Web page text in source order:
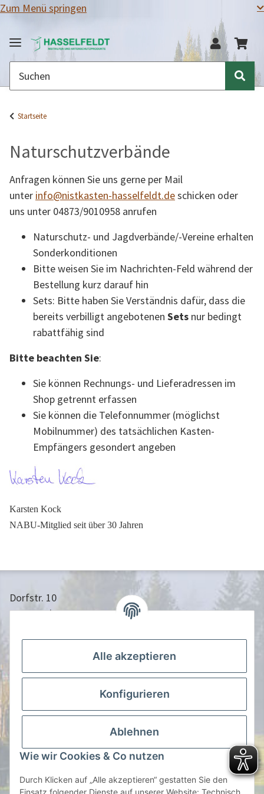
Zum Menü springen
Alle akzeptieren
Konfigurieren
Ablehnen
Wie wir Cookies & Co nutzen
Durch Klicken auf „Alle akzeptieren“ gestatten Sie den
Einsatz folgender Dienste auf unserer Website: Technisch
Startseite
Naturschutzverbände
Anfragen können Sie uns gerne per Mail
unter info@nistkasten-hasselfeldt.deschicken oder
uns unter 04873/9010958 anrufen
Naturschutz- und Jagdverbände/-Vereine erhalten
Sonderkonditionen
Bitte weisen Sie im Nachrichten-Feld während der
Bestellung kurz darauf hin
Sets: Bitte haben Sie Verständnis dafür, dass die
bereits verbilligt angebotenen Sets nur bedingt
rabattfähig sind
Bitte beachten Sie:
Sie können Rechnungs- und Lieferadressen im
Shop getrennt erfassen
Sie können die Telefonnummer (möglichst
Mobilnummer) des tatsächlichen Kasten-
Empfängers gesondert angeben
Karsten Kock
NABU-Mitglied seit über 30 Jahren
Dorfstr. 10
24613 Aukrug
Gesetzliche Informationen
Information